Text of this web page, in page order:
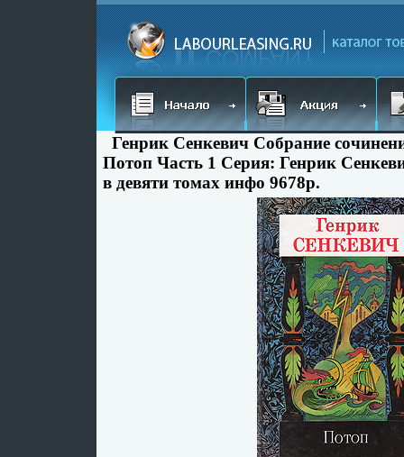
Генрик Сенкевич Собрание
Потоп Часть 1 Серия: Генрик
в девяти томах инфо 9678p.